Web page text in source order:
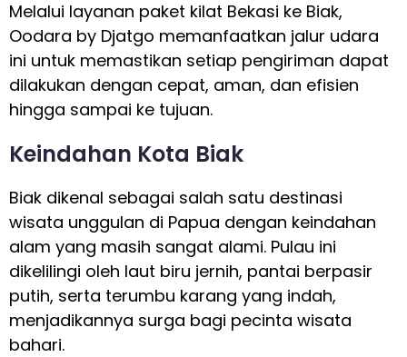
Melalui layanan paket kilat Bekasi ke Biak,
Oodara by Djatgo memanfaatkan jalur udara
ini untuk memastikan setiap pengiriman dapat
dilakukan dengan cepat, aman, dan efisien
hingga sampai ke tujuan.
Keindahan Kota Biak
Biak dikenal sebagai salah satu destinasi
wisata unggulan di Papua dengan keindahan
alam yang masih sangat alami. Pulau ini
dikelilingi oleh laut biru jernih, pantai berpasir
putih, serta terumbu karang yang indah,
menjadikannya surga bagi pecinta wisata
bahari.